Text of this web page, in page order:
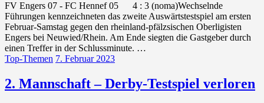
FV Engers 07 - FC Hennef 05 4 : 3 (noma)Wechselnde
Führungen kennzeichneten das zweite Auswärtstestspiel am ersten
Februar-Samstag gegen den rheinland-pfälzsischen Oberligisten
Engers bei Neuwied/Rhein. Am Ende siegten die Gastgeber durch
einen Treffer in der Schlussminute. …
Top-Themen 7. Februar 2023
2. Mannschaft – Derby-Testspiel verloren